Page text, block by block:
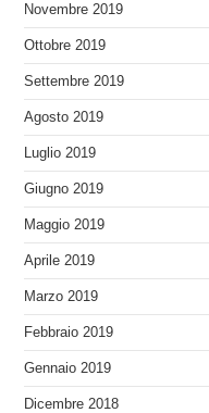
Novembre 2019
Ottobre 2019
Settembre 2019
Agosto 2019
Luglio 2019
Giugno 2019
Maggio 2019
Aprile 2019
Marzo 2019
Febbraio 2019
Gennaio 2019
Dicembre 2018